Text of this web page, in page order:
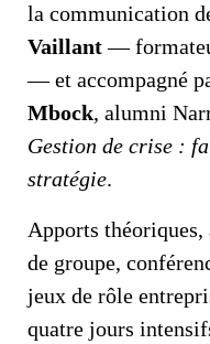
la communication
Vaillant—
— et accompagné
Mbock, alumni
Gestion de crise :
stratégie.
Apports théoriques,
de groupe,
jeux de rôle
quatre jours